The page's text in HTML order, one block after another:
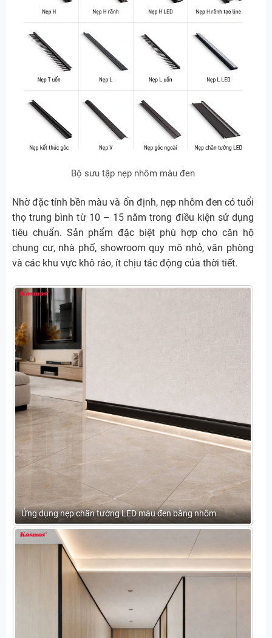
Bộ sưu tập nẹp nhôm màu đen
Nhờ đặc tính bền màu và ổn định, nẹp nhôm đen có tuổi
thọ trung bình từ 10 – 15 năm trong điều kiện sử dụng
tiêu chuẩn. Sản phẩm đặc biệt phù hợp cho căn hộ
chung cư, nhà phố, showroom quy mô nhỏ, văn phòng
và các khu vực khô ráo, ít chịu tác động của thời tiết.
Ứng dụng nẹp chân tường LED màu đen bằng nhôm